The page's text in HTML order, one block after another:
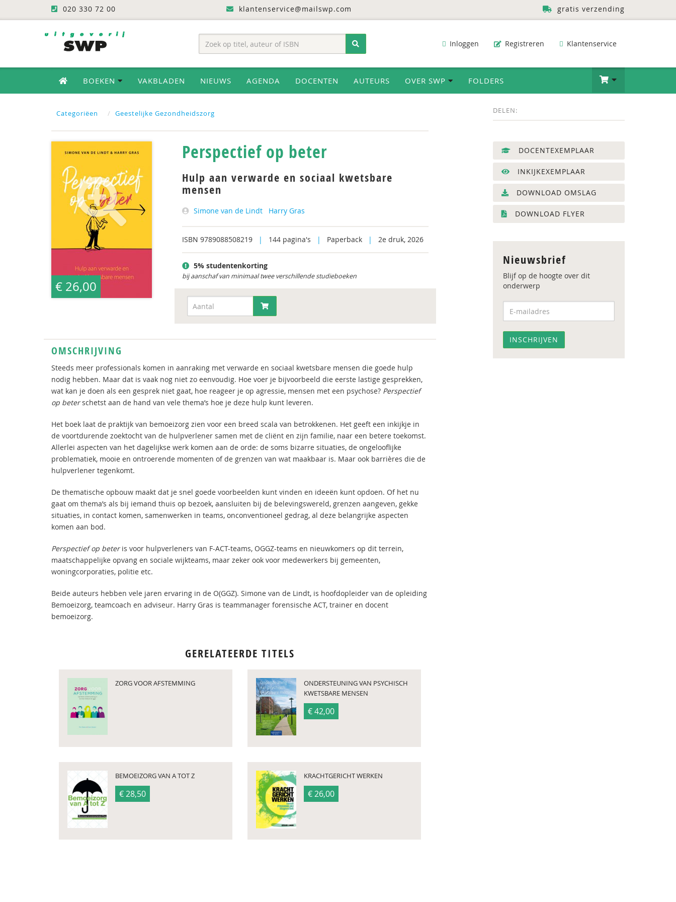
020 330 72 00 klantenservice@mailswp.com gratis verzending
Inloggen Registreren Klantenservice
BOEKEN VAKBLADEN NIEUWS AGENDA DOCENTEN AUTEURS OVER SWP FOLDERS
Categoriëen Geestelijke Gezondheidszorg DELEN:
€ 26,00
Perspectief op beter
Hulp aan verwarde en sociaal kwetsbare
mensen
Simone van de Lindt Harry Gras
ISBN 9789088508219 | 144 pagina's | Paperback | 2e druk, 2026
5% studentenkorting
bij aanschaf van minimaal twee verschillende studieboeken
OMSCHRIJVING
Steeds meer professionals komen in aanraking met verwarde en sociaal kwetsbare mensen die goede hulp
nodig hebben. Maar dat is vaak nog niet zo eenvoudig. Hoe voer je bijvoorbeeld die eerste lastige gesprekken,
wat kan je doen als een gesprek niet gaat, hoe reageer je op agressie, mensen met een psychose? Perspectief
op beterschetst aan de hand van vele thema’s hoe je deze hulp kunt leveren.
Het boek laat de praktijk van bemoeizorg zien voor een breed scala van betrokkenen. Het geeft een inkijkje in
de voortdurende zoektocht van de hulpverlener samen met de cliënt en zijn familie, naar een betere toekomst.
Allerlei aspecten van het dagelijkse werk komen aan de orde: de soms bizarre situaties, de ongelooflijke
problematiek, mooie en ontroerende momenten of de grenzen van wat maakbaar is. Maar ook barrières die de
hulpverlener tegenkomt.
De thematische opbouw maakt dat je snel goede voorbeelden kunt vinden en ideeën kunt opdoen. Of het nu
gaat om thema’s als bij iemand thuis op bezoek, aansluiten bij de belevingswereld, grenzen aangeven, gekke
situaties, in contact komen, samenwerken in teams, onconventioneel gedrag, al deze belangrijke aspecten
komen aan bod.
Perspectief op beteris voor hulpverleners van F-ACT-teams, OGGZ-teams en nieuwkomers op dit terrein,
maatschappelijke opvang en sociale wijkteams, maar zeker ook voor medewerkers bij gemeenten,
woningcorporaties, politie etc.
Beide auteurs hebben vele jaren ervaring in de O(GGZ). Simone van de Lindt, is hoofdopleider van de opleiding
Bemoeizorg, teamcoach en adviseur. Harry Gras is teammanager forensische ACT, trainer en docent
bemoeizorg.
GERELATEERDE TITELS
ZORG VOOR AFSTEMMING
ONDERSTEUNING VAN PSYCHISCH
KWETSBARE MENSEN
€ 42,00
BEMOEIZORG VAN A TOT Z
€ 28,50
KRACHTGERICHT WERKEN
€ 26,00
DOCENTEXEMPLAAR
INKIJKEXEMPLAAR
DOWNLOAD OMSLAG
DOWNLOAD FLYER
Nieuwsbrief
Blijf op de hoogte over dit
onderwerp